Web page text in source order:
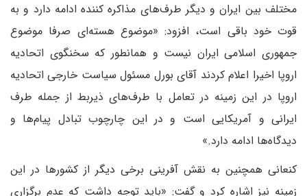
مختلف بین ایران و دیگر طرف‌های مذاکره کننده ادامه دارد و به
قوت خود باقی است، افزود: «موضوع هسته‌ای صرفا موضوع
جمهوری اسلامی ایران نیست و همانطور که سخنگوی اتحادیه
اروپا اخیرا اعلام کردند آقای بورل مسئول سیاست خارجی اتحادیه
اروپا در این زمینه در تعامل با طرف‌های ذیربط از جمله طرف
ایرانی و آمریکایی است و در این چارچوب تبادل پیام‌ها و
دیدگاه‌ها ادامه دارد.»
کنعانی همچنین به نقش آفرینی برخی دیگر از کشورها در این
زمینه نیز اشاره کرد و گفت: «باید توجه داشت که عدم برگزاری